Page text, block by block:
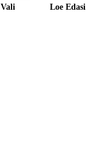
SPF 30
hind
Vali
hind
price
Loe Edasi